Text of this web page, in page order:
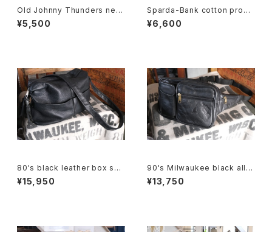
Old Johnny Thunders new
spaper printed canvas Kna
psack
¥5,500
Sparda-Bank cotton prom
otional shoulder Bag
¥6,600
80's black leather box sho
ulder Bag w/ tassel accent
¥15,950
90's Milwaukee black all-l
eather fanny Pack
¥13,750